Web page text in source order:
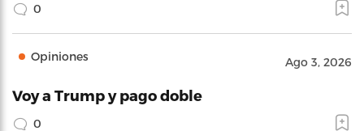
0
Opiniones Ago 3, 2026
Voy a Trump y pago doble
0